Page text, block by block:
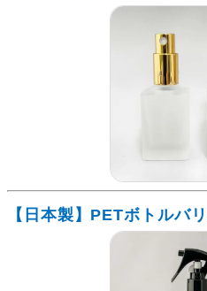
【日本製】PETボトルバ